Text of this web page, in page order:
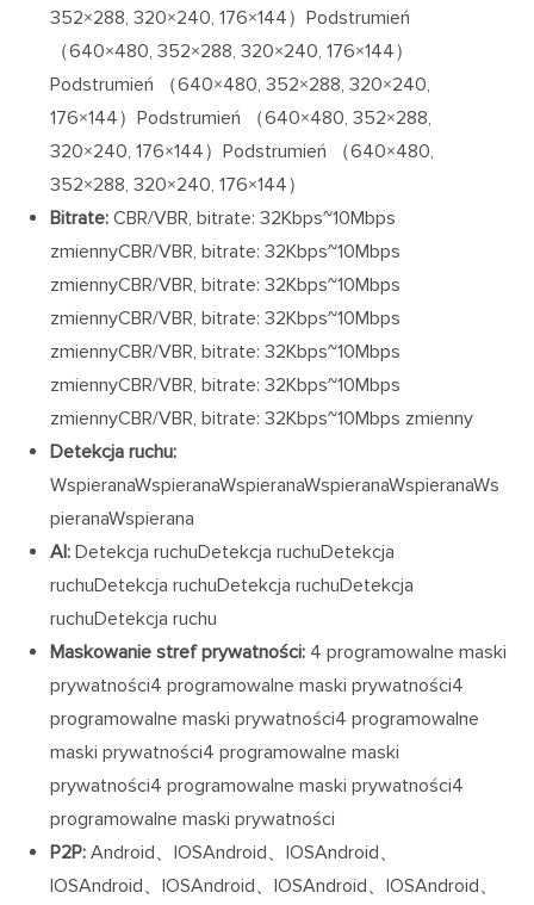
352×288, 320×240, 176×144）Podstrumień
（640×480, 352×288, 320×240, 176×144）
Podstrumień （640×480, 352×288, 320×240,
176×144）Podstrumień （640×480, 352×288,
320×240, 176×144）Podstrumień （640×480,
352×288, 320×240, 176×144）
Bitrate:CBR/VBR, bitrate: 32Kbps~10Mbps
zmiennyCBR/VBR, bitrate: 32Kbps~10Mbps
zmiennyCBR/VBR, bitrate: 32Kbps~10Mbps
zmiennyCBR/VBR, bitrate: 32Kbps~10Mbps
zmiennyCBR/VBR, bitrate: 32Kbps~10Mbps
zmiennyCBR/VBR, bitrate: 32Kbps~10Mbps
zmiennyCBR/VBR, bitrate: 32Kbps~10Mbps zmienny
Detekcja ruchu:
WspieranaWspieranaWspieranaWspieranaWspieranaWs
pieranaWspierana
AI:Detekcja ruchuDetekcja ruchuDetekcja
ruchuDetekcja ruchuDetekcja ruchuDetekcja
ruchuDetekcja ruchu
Maskowanie stref prywatności: 4 programowalne maski
prywatności4 programowalne maski prywatności4
programowalne maski prywatności4 programowalne
maski prywatności4 programowalne maski
prywatności4 programowalne maski prywatności4
programowalne maski prywatności
P2P:Android、IOSAndroid、IOSAndroid、
IOSAndroid、IOSAndroid、IOSAndroid、IOSAndroid、